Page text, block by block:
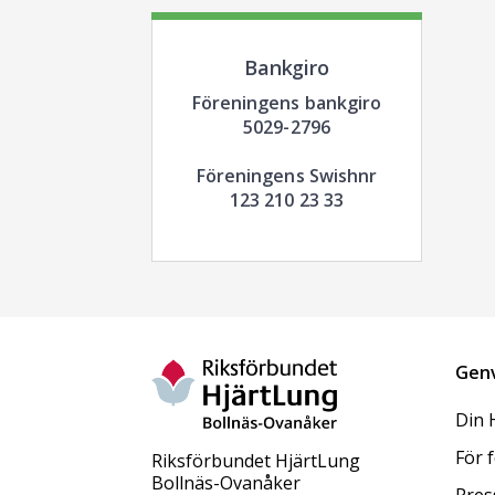
Bankgiro
Föreningens bankgiro
5029-2796
Föreningens Swishnr
123 210 23 33
Riksförbundet HjärtLung
Bollnäs-Ovanåker
Din
För